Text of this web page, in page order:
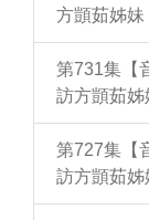
方顗茹姊妹
第731集【
訪方顗茹姊
第727集【
訪方顗茹姊